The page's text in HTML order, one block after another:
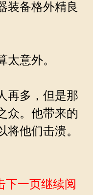
装备格外精良
意外。
再多，但是那
众。他带来的
他们击溃。
下一页继续阅